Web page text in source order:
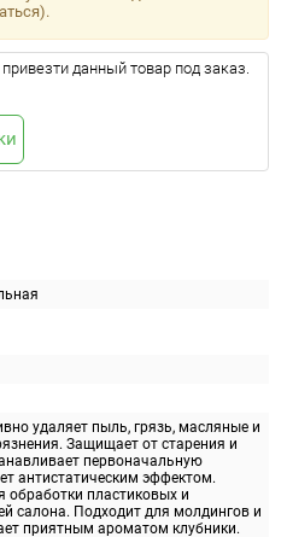
удаляет пыль, грязь, масляные и
Защищает от старения и
первоначальную
антистатическим эффектом.
обработки пластиковых и
салона. Подходит для молдингов и
приятным ароматом клубники.
данный товар под заказ.